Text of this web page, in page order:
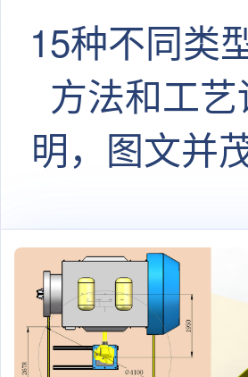
15种不同类
方法和工
明，图文并